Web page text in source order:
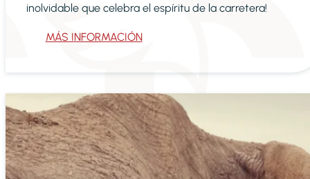
inolvidable que celebra el espíritu de la carretera!
MÁS INFORMACIÓN